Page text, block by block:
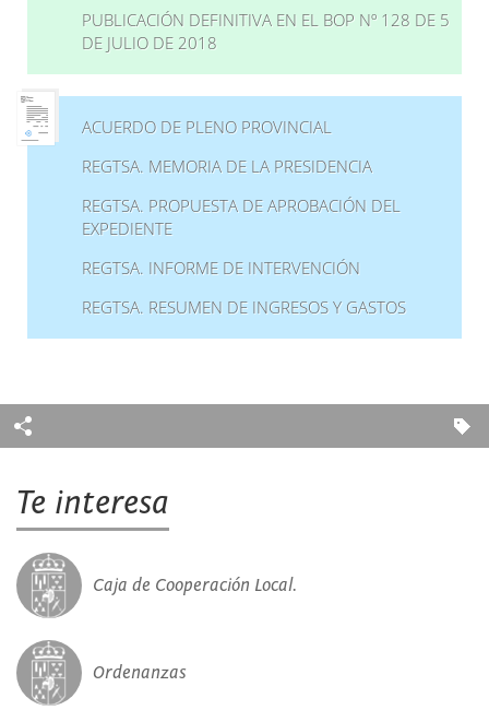
PUBLICACIÓN DEFINITIVA EN EL BOP Nº 128 DE 5
DE JULIO DE 2018
ACUERDO DE PLENO PROVINCIAL
REGTSA. MEMORIA DE LA PRESIDENCIA
REGTSA. PROPUESTA DE APROBACIÓN DEL
EXPEDIENTE
REGTSA. INFORME DE INTERVENCIÓN
REGTSA. RESUMEN DE INGRESOS Y GASTOS
Te interesa
Caja de Cooperación Local.
Ordenanzas